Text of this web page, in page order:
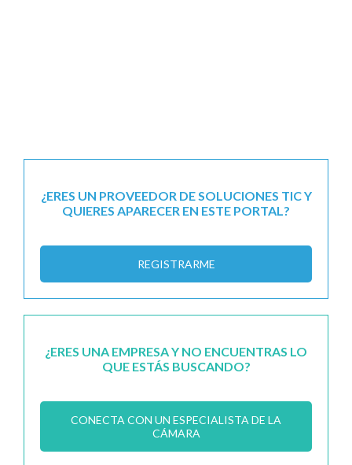
¿ERES UN PROVEEDOR DE SOLUCIONES TIC Y
QUIERES APARECER EN ESTE PORTAL?
REGISTRARME
¿ERES UNA EMPRESA Y NO ENCUENTRAS LO
QUE ESTÁS BUSCANDO?
CONECTA CON UN ESPECIALISTA DE LA
CÁMARA